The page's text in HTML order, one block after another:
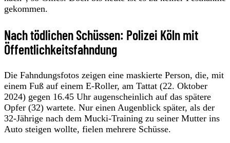
gekommen.
Nach tödlichen Schüssen: Polizei Köln mit
Öffentlichkeitsfahndung
Die Fahndungsfotos zeigen eine maskierte Person, die, mit
einem Fuß auf einem E-Roller, am Tattat (22. Oktober
2024) gegen 16.45 Uhr augenscheinlich auf das spätere
Opfer (32) wartete. Nur einen Augenblick später, als der
32-Jährige nach dem Mucki-Training zu seiner Mutter ins
Auto steigen wollte, fielen mehrere Schüsse.